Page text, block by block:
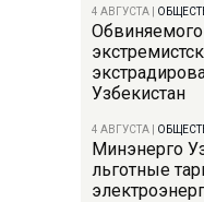
4 АВГУСТА
Обвиняемого
Узбекистан
4 АВГУСТА
Минэнерго
льготные